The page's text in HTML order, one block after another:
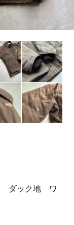
ダック地 ワ